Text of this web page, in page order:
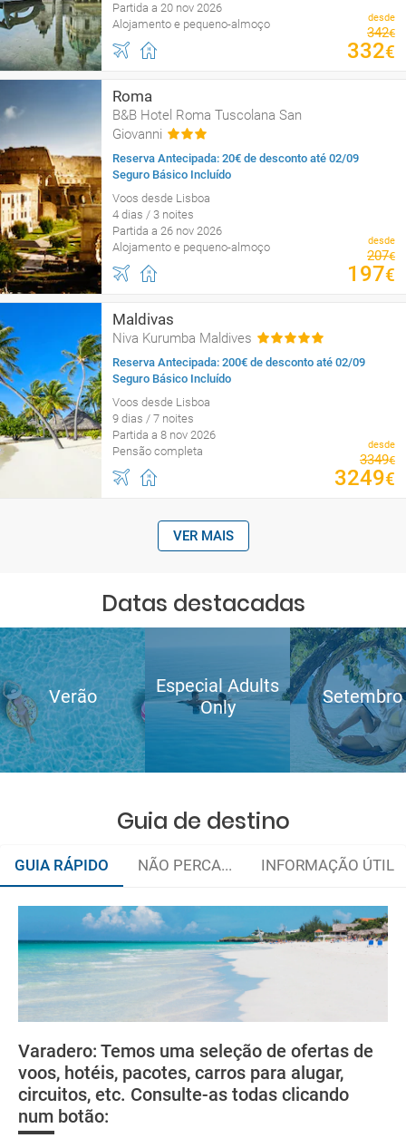
Partida a 20 nov 2026
Alojamento e pequeno-almoço
desde
342€
332€
Roma
B&B Hotel Roma Tuscolana San
Giovanni
Reserva Antecipada: 20€ de desconto até 02/09
Seguro Básico Incluído
Voos desde Lisboa
4 dias / 3 noites
Partida a 26 nov 2026
Alojamento e pequeno-almoço
desde
207€
197€
Maldivas
Niva Kurumba Maldives
Reserva Antecipada: 200€ de desconto até 02/09
Seguro Básico Incluído
Voos desde Lisboa
9 dias / 7 noites
Partida a 8 nov 2026
Pensão completa
desde
3349€
3249€
VER MAIS
Datas destacadas
Verão
Especial Adults
Only
Setembro
Guia de destino
GUIA RÁPIDO NÃO PERCA... INFORMAÇÃO ÚTIL
Varadero: Temos uma seleção de ofertas de
voos, hotéis, pacotes, carros para alugar,
circuitos, etc. Consulte-as todas clicando
num botão:
Praia Esmeralda Cayo Largo
Bahía de
Cochinos
Quando viajar?
Documentação
Como chegar?
Onde ficar?
Assistência médica
Agenda cultural
e-mail
deverá imprimi-la
low cost
suplemento extra
férias